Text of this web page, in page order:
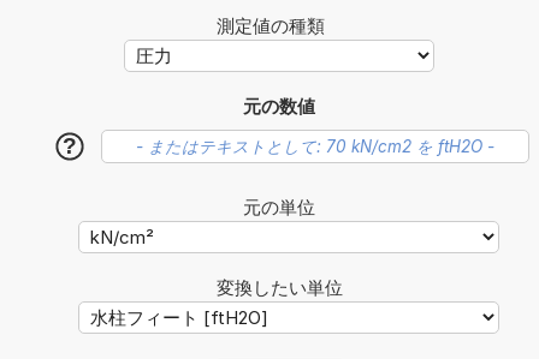
測定値の種類
元の数値
?
元の単位
変換したい単位